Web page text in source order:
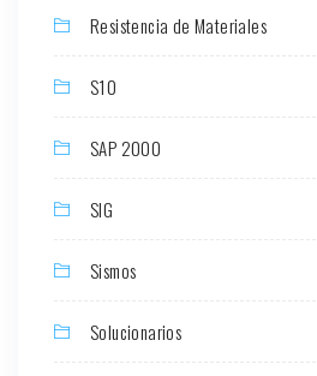
Resistencia de Materiales
S10
SAP 2000
SIG
Sismos
Solucionarios